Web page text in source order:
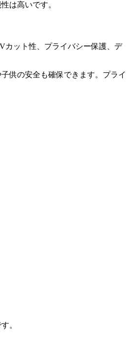
は高いです。
カット性、プライバシー保護、デ
供の安全も確保できます。プライ
。